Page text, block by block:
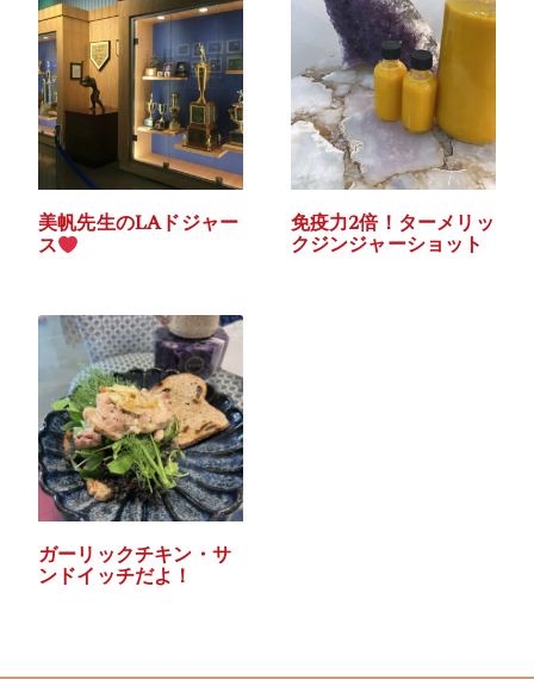
美帆先生のLAドジャー
ス
免疫力2倍！ターメリッ
クジンジャーショット
ガーリックチキン・サ
ンドイッチだよ！